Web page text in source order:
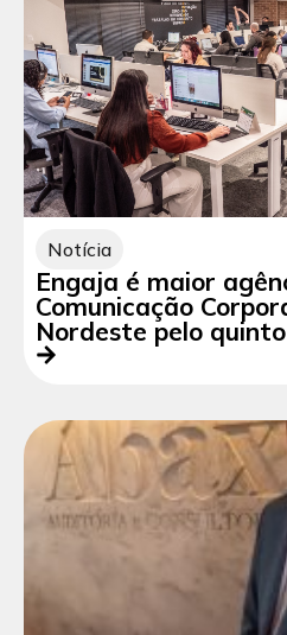
Notícia
Engaja é maior
Comunicação
Nordeste pelo